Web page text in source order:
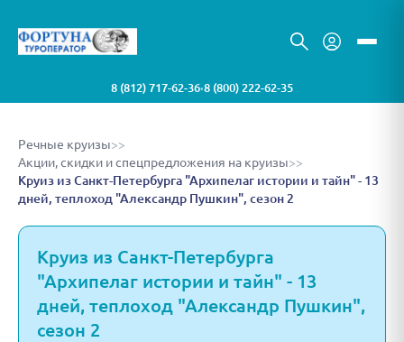
8 (812) 717-62-36•8 (800) 222-62-35
Речные круизы>>
Акции, скидки и спецпредложения на круизы>>
Круиз из Санкт-Петербурга "Архипелаг истории и тайн" - 13
дней, теплоход "Александр Пушкин", сезон 2
Круиз из Санкт-Петербурга
"Архипелаг истории и тайн" - 13
дней, теплоход "Александр Пушкин",
сезон 2